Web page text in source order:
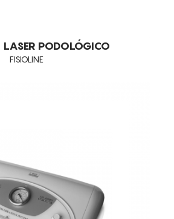
PODOLÓGICO
FISIOLINE